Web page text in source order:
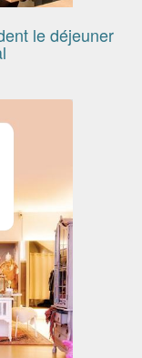
le déjeuner